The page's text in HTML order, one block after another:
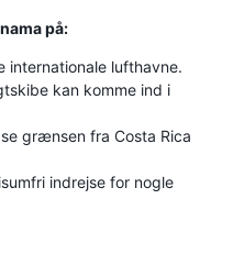
på:
internationale lufthavne.
kan komme ind i
grænsen fra Costa Rica
indrejse for nogle